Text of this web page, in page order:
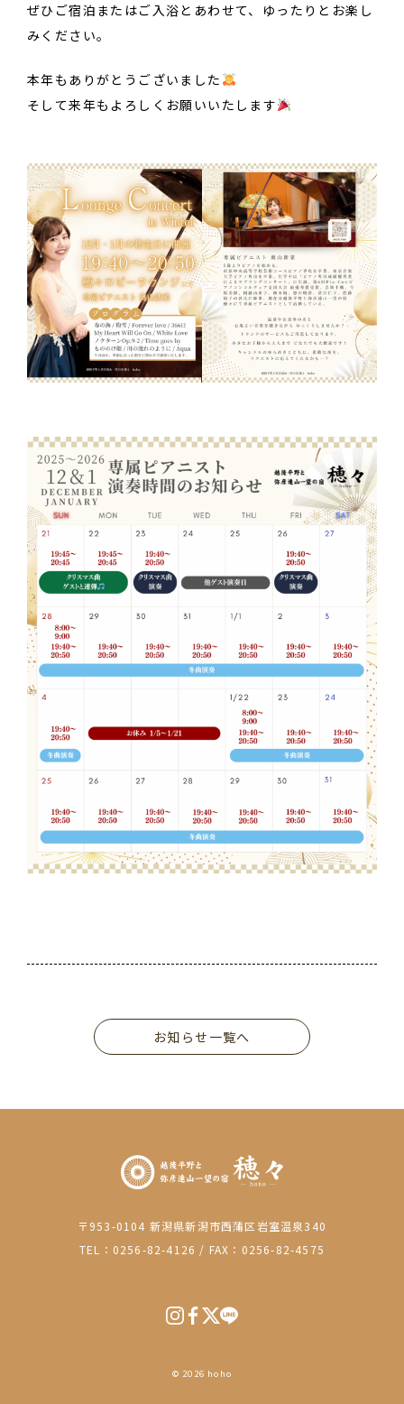
ぜひご宿泊またはご入浴とあわせて、ゆったりとお楽し
みください。
本年もありがとうございました
そして来年もよろしくお願いいたします
お知らせ一覧へ
〒953-0104 新潟県新潟市西蒲区岩室温泉340
TEL：0256-82-4126 / FAX：0256-82-4575
© 2026 hoho